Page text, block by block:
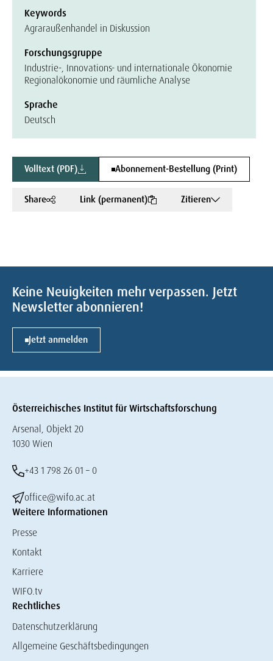
Keywords
Agraraußenhandel in Diskussion
Forschungsgruppe
Industrie-, Innovations- und internationale Ökonomie
Regionalökonomie und räumliche Analyse
Sprache
Deutsch
Volltext (PDF) Abonnement-Bestellung (Print)
Share Link (permanent) Zitieren
Keine Neuigkeiten mehr verpassen. Jetzt
Newsletter abonnieren!
Jetzt anmelden
Österreichisches Institut für Wirtschaftsforschung
Arsenal, Objekt 20
1030 Wien
+43 1 798 26 01 – 0
office@wifo.ac.at
Weitere Informationen
Presse
Kontakt
Karriere
WIFO.tv
Rechtliches
Datenschutzerklärung
Allgemeine Geschäftsbedingungen